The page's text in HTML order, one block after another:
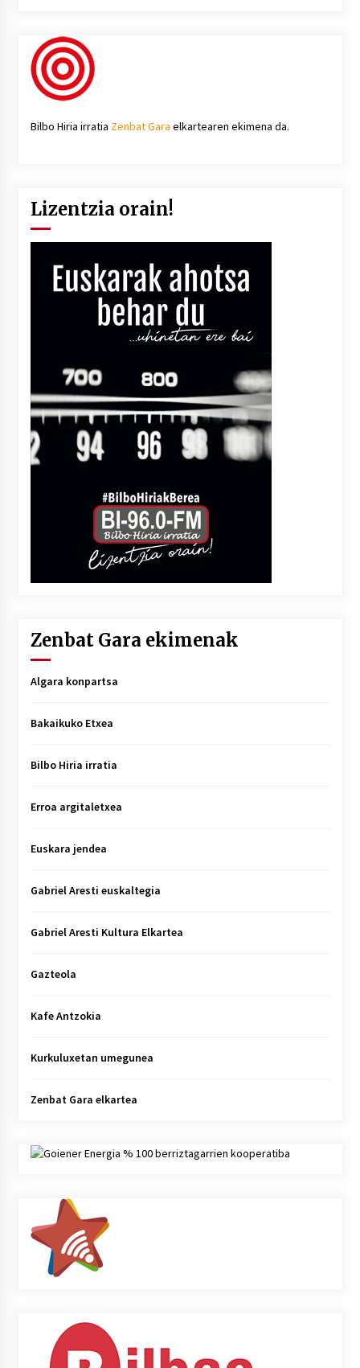
Bilbo Hiria irratia Zenbat Gara elkartearen ekimena da.
Lizentzia orain!
Zenbat Gara ekimenak
Algara konpartsa
Bakaikuko Etxea
Bilbo Hiria irratia
Erroa argitaletxea
Euskara jendea
Gabriel Aresti euskaltegia
Gabriel Aresti Kultura Elkartea
Gazteola
Kafe Antzokia
Kurkuluxetan umegunea
Zenbat Gara elkartea